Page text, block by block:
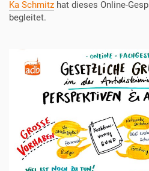
Ka Schmitz hat dieses Online-
begleitet.